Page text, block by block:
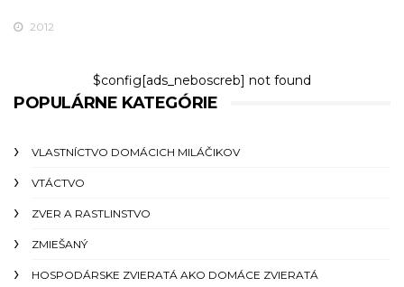
2012
$config[ads_neboscreb] not found
POPULÁRNE KATEGÓRIE
VLASTNÍCTVO DOMÁCICH MILÁČIKOV
VTÁCTVO
ZVER A RASTLINSTVO
ZMIEŠANÝ
HOSPODÁRSKE ZVIERATÁ AKO DOMÁCE ZVIERATÁ